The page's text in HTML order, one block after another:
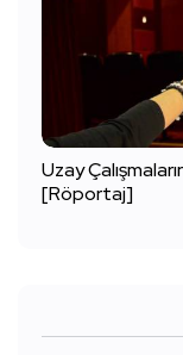
Uzay
[Röportaj]